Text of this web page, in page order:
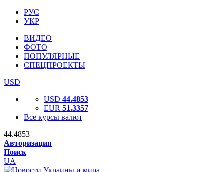
РУС
УКР
ВИДЕО
ФОТО
ПОПУЛЯРНЫЕ
СПЕЦПРОЕКТЫ
USD
USD 44.4853
EUR 51.3357
Все курсы валют
44.4853
Авторизация
Поиск
UA